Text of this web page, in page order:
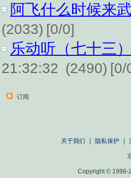
阿飞什么时候来
(2033) [0/0]
乐动听（七十三
21:32:32 (2490) [0/
订阅
关于我们 隐私保护
Copyright © 1998-